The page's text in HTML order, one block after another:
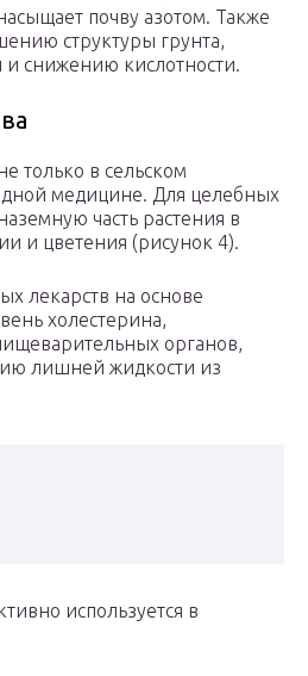
почву азотом. Также
структуры грунта,
снижению кислотности.
только в сельском
медицине. Для целебных
часть растения в
и цветения (рисунок 4).
лекарств на основе
холестерина,
органов,
лишней жидкости из
используется в